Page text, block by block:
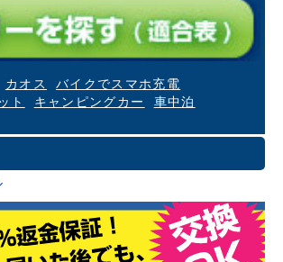
カオス
バイクでスマホ充電
ト キャンピングカー 車中泊